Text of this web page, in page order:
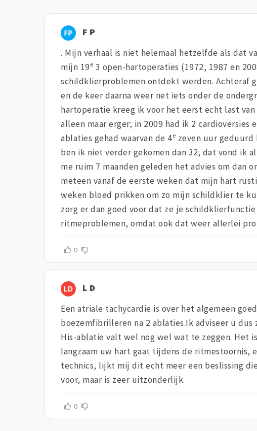
F P
. Mijn verhaal is niet helemaal hetzelfde als dat
mijn 19ᵉ 3 open-hartoperaties (1972, 1987 en
schildklierproblemen ontdekt werden. Achteraf
en de keer daarna weer net iets onder de
hartoperatie kreeg ik voor het eerst echt last
alleen maar erger; in 2009 had ik 2 cardioversies
ablaties gehad waarvan de 4ᵉ zeven uur
ben ik niet verder gekomen dan 32; dat vond ik
me ruim 7 maanden geleden het advies om dan
meteen vanaf de eerste weken dat mijn hart
weken bloed prikken om zo mijn schildklier te
zorg er dan goed voor dat ze je
ritmeproblemen, omdat ook dat weer allerlei
0
L D
Een atriale tachycardie is over het algemeen
boezemfibrilleren na 2 ablaties.Ik adviseer u
His-ablatie valt wel nog wel wat te zeggen. Het
langzaam uw hart gaat tijdens de ritmestoornis,
technics, lijkt mij dit echt meer een beslissing
voor, maar is zeer uitzonderlijk.
0